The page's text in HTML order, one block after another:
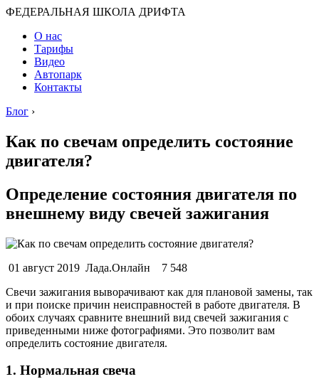
ФЕДЕРАЛЬНАЯ ШКОЛА ДРИФТА
О нас
Тарифы
Видео
Автопарк
Контакты
Блог ›
Как по свечам определить состояние
двигателя?
Определение состояния двигателя по
внешнему виду свечей зажигания
01 август 2019 Лада.Онлайн 7 548
Свечи зажигания выворачивают как для плановой замены, так
и при поиске причин неисправностей в работе двигателя. В
обоих случаях сравните внешний вид свечей зажигания с
приведенными ниже фотографиями. Это позволит вам
определить состояние двигателя.
1. Нормальная свеча